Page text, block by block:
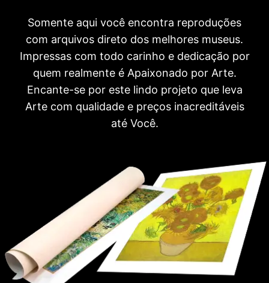
Somente aqui você encontra reproduções
com arquivos direto dos melhores museus.
Impressas com todo carinho e dedicação por
quem realmente é Apaixonado por Arte.
Encante-se por este lindo projeto que leva
Arte com qualidade e preços inacreditáveis
até Você.